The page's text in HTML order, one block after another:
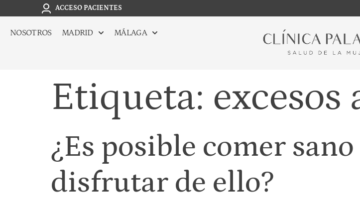
ACCESO PACIENTES
NOSOTROS MADRID MÁLAGA
Etiqueta:
¿Es posible comer
disfrutar de ello?